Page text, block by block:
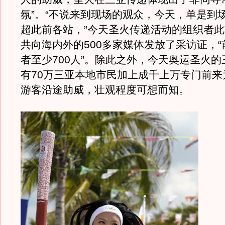
氛”。“不说来到现场的观众，今天，单是到
超此前各站，”今天圣火传递活动的组织者
共向海内外的500多家媒体发放了采访证，
者至少700人”。除此之外，今天奥运圣火
有70万三亚本地市民加上成千上万专门前
游客沿途助威，壮观程度可想而知。